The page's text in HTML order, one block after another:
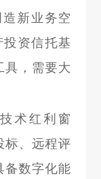
新业务空
投资信托基
具，需要大
术红利窗
标、远程评
备数字化能